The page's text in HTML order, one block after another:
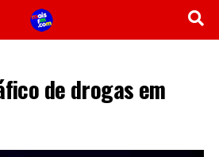
de drogas em